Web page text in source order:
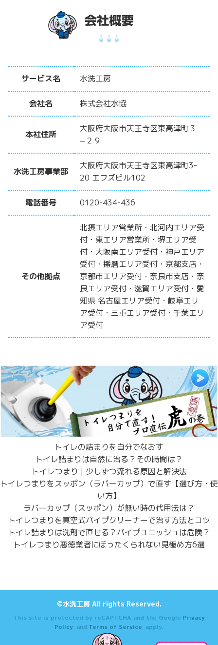
サービス名 水洗工房
会社名 株式会社水協
本社住所
大阪府大阪市天王寺区東高津町３
−２９
水洗工房事業部
大阪府大阪市天王寺区東高津町3-
20 エフズビル102
電話番号 0120-434-436
その他拠点
北摂エリア営業所・北河内エリア受
付・東エリア営業所・堺エリア受
付・大阪南エリア受付・神戸エリア
受付・播磨エリア受付・京都支店・
京都市エリア受付・奈良市支店・奈
良エリア受付・滋賀エリア受付・愛
知県 名古屋エリア受付・岐阜エリ
ア受付・三重エリア受付・千葉エリ
ア受付
トイレの詰まりを自分でなおす
トイレ詰まりは自然に治る？その時間は？
トイレつまり | 少しずつ流れる原因と解決法
トイレつまりをスッポン（ラバーカップ）で直す【選び方・使
い方】
ラバーカップ（スッポン）が無い時の代用法は？
トイレつまりを真空式パイプクリーナーで治す方法とコツ
トイレ詰まりは洗剤で直せる？パイプユニッシュは危険？
トイレつまり悪徳業者にぼったくられない見極め方6選
©水洗工房 All rights Reserved.
This site is protected by reCAPTCHA and the Google Privacy
Policy and Terms of Service apply.